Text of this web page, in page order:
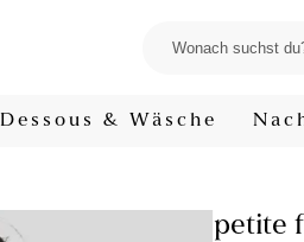
Dessous & Wäsche
petite